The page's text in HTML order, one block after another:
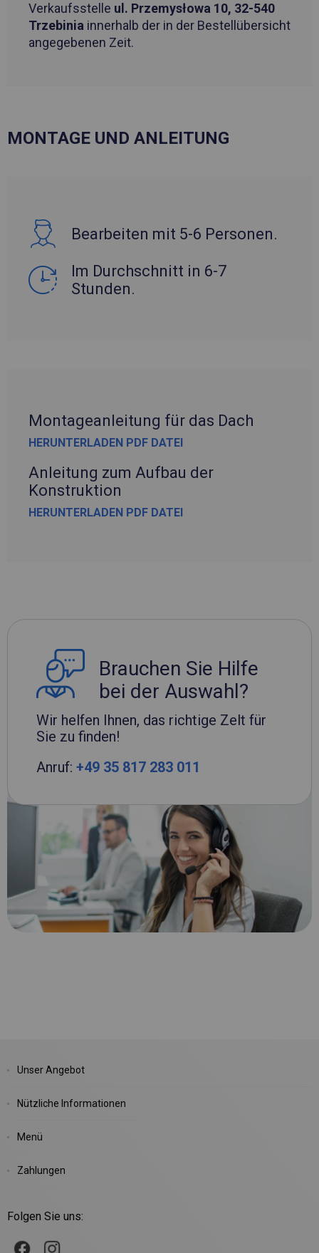
Verkaufsstelle ul. Przemysłowa 10, 32-540
Trzebinia innerhalb der in der Bestellübersicht
angegebenen Zeit.
MONTAGE UND ANLEITUNG
Bearbeiten mit 5-6 Personen.
Im Durchschnitt in 6-7
Stunden.
Montageanleitung für das Dach
HERUNTERLADEN PDF DATEI
Anleitung zum Aufbau der
Konstruktion
HERUNTERLADEN PDF DATEI
Brauchen Sie Hilfe
bei der Auswahl?
Wir helfen Ihnen, das richtige Zelt für
Sie zu finden!
Anruf: +49 35 817 283 011
Unser Angebot
Nützliche Informationen
Menü
Zahlungen
Folgen Sie uns: